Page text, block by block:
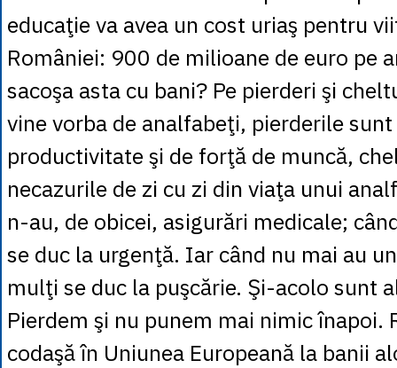
educaţie va avea un cost uriaş pentru
României: 900 de milioane de euro pe
sacoşa asta cu bani? Pe pierderi şi
vine vorba de analfabeţi, pierderile
productivitate şi de forţă de muncă,
necazurile de zi cu zi din viaţa unui
n-au, de obicei, asigurări medicale;
se duc la urgenţă. Iar când nu mai au
mulţi se duc la puşcărie. Şi-acolo sunt
Pierdem şi nu punem mai nimic înapoi.
codaşă în Uniunea Europeană la banii